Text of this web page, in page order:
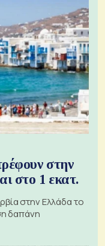
στην
στο 1 εκατ.
στην Ελλάδα το
δαπάνη